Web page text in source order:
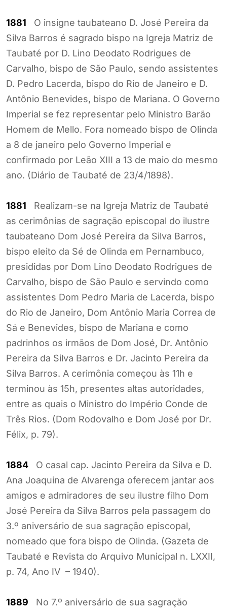
1881 O insigne taubateano D. José Pereira da
Silva Barros é sagrado bispo na Igreja Matriz de
Taubaté por D. Lino Deodato Rodrigues de
Carvalho, bispo de São Paulo, sendo assistentes
D. Pedro Lacerda, bispo do Rio de Janeiro e D.
Antônio Benevides, bispo de Mariana. O Governo
Imperial se fez representar pelo Ministro Barão
Homem de Mello. Fora nomeado bispo de Olinda
a 8 de janeiro pelo Governo Imperial e
confirmado por Leão XIII a 13 de maio do mesmo
ano. (Diário de Taubaté de 23/4/1898).
1881 Realizam-se na Igreja Matriz de Taubaté
as cerimônias de sagração episcopal do ilustre
taubateano Dom José Pereira da Silva Barros,
bispo eleito da Sé de Olinda em Pernambuco,
presididas por Dom Lino Deodato Rodrigues de
Carvalho, bispo de São Paulo e servindo como
assistentes Dom Pedro Maria de Lacerda, bispo
do Rio de Janeiro, Dom Antônio Maria Correa de
Sá e Benevides, bispo de Mariana e como
padrinhos os irmãos de Dom José, Dr. Antônio
Pereira da Silva Barros e Dr. Jacinto Pereira da
Silva Barros. A cerimônia começou às 11h e
terminou às 15h, presentes altas autoridades,
entre as quais o Ministro do Império Conde de
Três Rios. (Dom Rodovalho e Dom José por Dr.
Félix, p. 79).
1884 O casal cap. Jacinto Pereira da Silva e D.
Ana Joaquina de Alvarenga oferecem jantar aos
amigos e admiradores de seu ilustre filho Dom
José Pereira da Silva Barros pela passagem do
3.º aniversário de sua sagração episcopal,
nomeado que fora bispo de Olinda. (Gazeta de
Taubaté e Revista do Arquivo Municipal n. LXXII,
p. 74, Ano IV – 1940).
1889 No 7.º aniversário de sua sagração